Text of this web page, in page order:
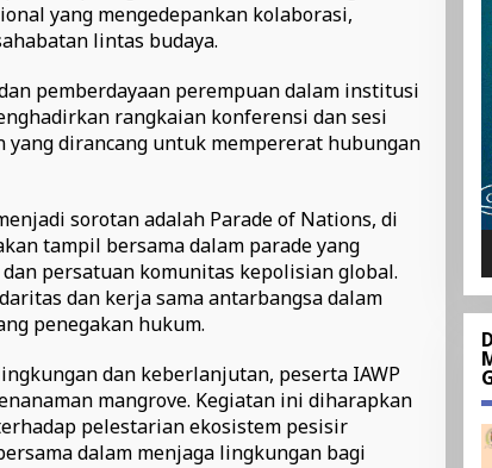
yang mengedepankan kolaborasi,
lintas budaya.
pemberdayaan perempuan dalam institusi
rangkaian konferensi dan sesi
dirancang untuk mempererat hubungan
sorotan adalah Parade of Nations, di
tampil bersama dalam parade yang
persatuan komunitas kepolisian global.
dan kerja sama antarbangsa dalam
penegakan hukum.
dan keberlanjutan, peserta IAWP
mangrove. Kegiatan ini diharapkan
pelestarian ekosistem pesisir
dalam menjaga lingkungan bagi